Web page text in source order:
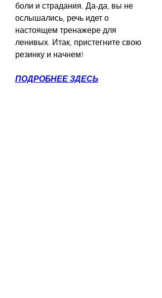
боли и страдания. Да-да, вы не
ослышались, речь идет о
настоящем тренажере для
ленивых. Итак, пристегните свою
резинку и начнем!
ПОДРОБНЕЕ ЗДЕСЬ